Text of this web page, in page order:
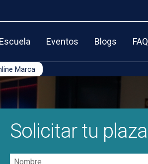
Eventos Blogs FAQ
Marca
Solicitar tu plaza
Nombre